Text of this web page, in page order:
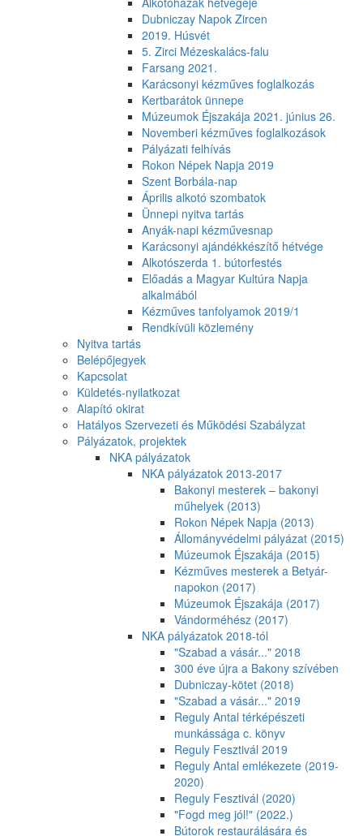
Dubniczay Napok Zircen
2019. Húsvét
5. Zirci Mézeskalács-falu
Farsang 2021.
Karácsonyi kézműves foglalkozás
Kertbarátok ünnepe
Múzeumok Éjszakája 2021. június 26.
Novemberi kézműves foglalkozások
Pályázati felhívás
Rokon Népek Napja 2019
Szent Borbála-nap
Április alkotó szombatok
Ünnepi nyitva tartás
Anyák-napi kézművesnap
Karácsonyi ajándékkészítő hétvége
Alkotószerda 1. bútorfestés
Előadás a Magyar Kultúra Napja
alkalmából
Kézműves tanfolyamok 2019/1
Rendkívüli közlemény
Nyitva tartás
Belépőjegyek
Kapcsolat
Küldetés-nyilatkozat
Alapító okirat
Hatályos Szervezeti és Működési Szabályzat
Pályázatok, projektek
NKA pályázatok
NKA pályázatok 2013-2017
Bakonyi mesterek – bakonyi
műhelyek (2013)
Rokon Népek Napja (2013)
Állományvédelmi pályázat (2015)
Múzeumok Éjszakája (2015)
Kézműves mesterek a Betyár-
napokon (2017)
Múzeumok Éjszakája (2017)
Vándorméhész (2017)
NKA pályázatok 2018-tól
"Szabad a vásár..." 2018
300 éve újra a Bakony szívében
Dubniczay-kötet (2018)
"Szabad a vásár..." 2019
Reguly Antal térképészeti
munkássága c. könyv
Reguly Fesztivál 2019
Reguly Antal emlékezete (2019-
2020)
Reguly Fesztivál (2020)
"Fogd meg jól!" (2022.)
Bútorok restaurálására és